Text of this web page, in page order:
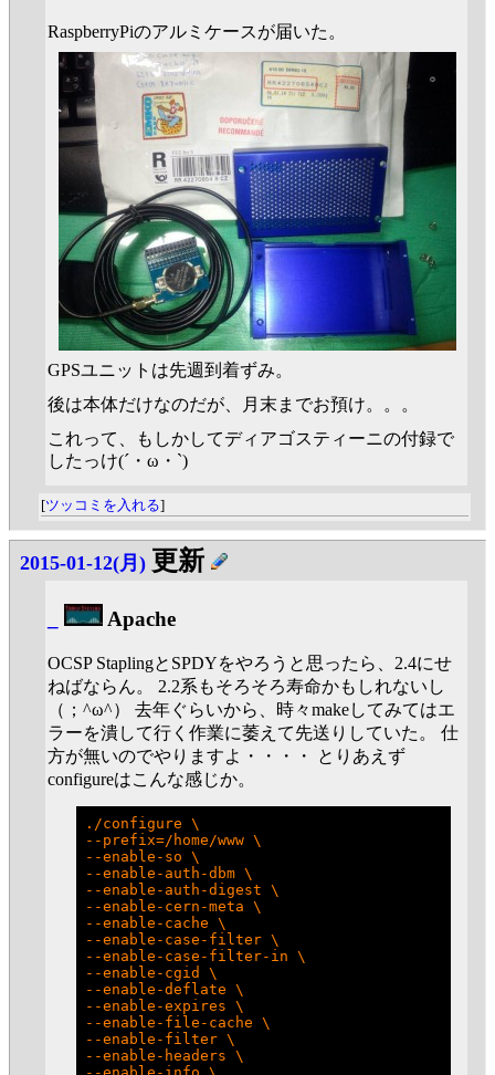
RaspberryPiのアルミケースが届いた。
GPSユニットは先週到着ずみ。
後は本体だけなのだが、月末までお預け。。。
これって、もしかしてディアゴスティーニの付録で
したっけ(´・ω・`)
[ツッコミを入れる]
2015-01-12(月) 更新
Apache
OCSP StaplingとSPDYをやろうと思ったら、2.4にせ
ねばならん。 2.2系もそろそろ寿命かもしれないし
（；^ω^） 去年ぐらいから、時々makeしてみてはエ
ラーを潰して行く作業に萎えて先送りしていた。 仕
方が無いのでやりますよ・・・・ とりあえず
configureはこんな感じか。
./configure \
--prefix=/home/www \
--enable-so \
--enable-auth-dbm \
--enable-auth-digest \
--enable-cern-meta \
--enable-cache \
--enable-case-filter \
--enable-case-filter-in \
--enable-cgid \
--enable-deflate \
--enable-expires \
--enable-file-cache \
--enable-filter \
--enable-headers \